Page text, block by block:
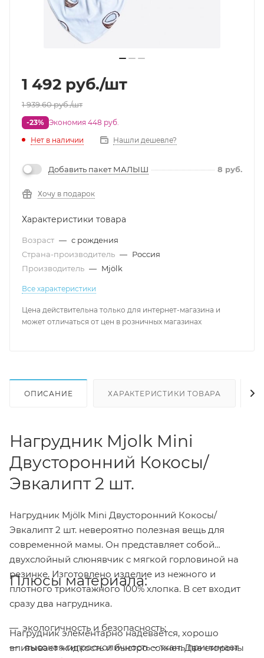
1 492 руб./шт
1 939.60руб./шт
-23% Экономия 448 руб.
Нет в наличии
Нашли дешевле?
Добавить пакет МАЛЫШ 8 руб.
Хочу в подарок
Характеристики товара
Возраст — с рождения
Страна-производитель — Россия
Производитель — Mjölk
Все характеристики
Цена действительна только для интернет-магазина и
может отличаться от цен в розничных магазинах
ОПИСАНИЕ ХАРАКТЕРИСТИКИ ТОВАРА
Нагрудник Mjolk Mini
Двусторонний Кокосы/
Эвкалипт 2 шт.
Нагрудник Mjölk Mini Двусторонний Кокосы/
Эвкалипт 2 шт. невероятно полезная вещь для
современной мамы. Он представляет собой
двухслойный слюнявчик с мягкой горловиной на
резинке. Изготовлено изделие из нежного и
плотного трикотажного 100% хлопка. В сет входит
сразу два нагрудника.
Нагрудник элементарно надевается, хорошо
впитывает жидкость и быстро сохнет. Две стороны
Плюсы материала:
экологичность и безопасность;
высокая гигроскопичность – ткань принимает